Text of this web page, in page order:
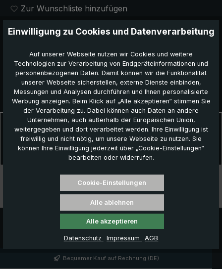
Zur Wunschliste hinzufügen
EAN: 40 22973 00986 2
Dieses Produkt weiterempfehlen:
Beschreibung
Optimaler Regenschutz dank verlängertem Dach!Der einzigartige
City-Regenschirm 5019 überrascht mit einer nach hinten vergrö…
Technische Daten
Bequemer Kauf auf Rechnung (DE)
Einwilligung zu Cookies und Datenverarbeitung
Auf unserer Webseite nutzen wir Cookies und weitere
Technologien zur Verarbeitung von Endgeräteinformationen und
personenbezogenen Daten. Damit können wir die Funktionalität
unserer Webseite sicherstellen, externe Dienste einbinden,
Messungen und Analysen durchführen und Ihnen personalisierte
Werbung anzeigen. Beim Klick auf „Alle akzeptieren“ stimmen Sie
der Verarbeitung zu. Dabei können auch Daten an andere
Unternehmen, auch außerhalb der Europäischen Union,
weitergegeben und dort verarbeitet werden. Ihre Einwilligung ist
freiwillig und nicht nötig, um unsere Webseite zu nutzen. Sie
können Ihre Einwilligung jederzeit über „Cookie-Einstellungen“
bearbeiten oder widerrufen.
Cookie-Einstellungen
Alle ablehnen
Alle akzeptieren
Datenschutz Impressum AGB